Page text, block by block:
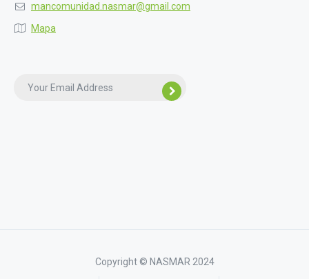
mancomunidad.nasmar@gmail.com
Mapa
Copyright © NASMAR 2024